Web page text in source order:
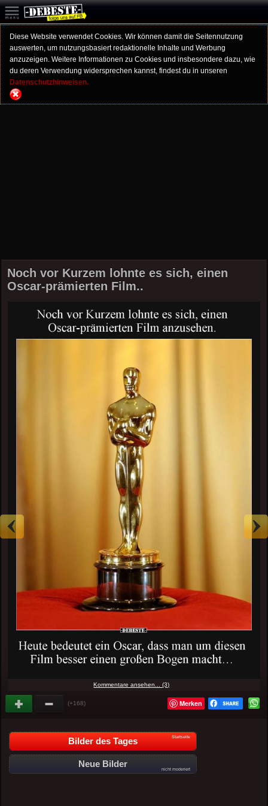
Diese Website verwendet Cookies. Wir können damit die Seitennutzung
auswerten, um nutzungsbasiert redaktionelle Inhalte und Werbung
anzuzeigen. Weitere Informationen zu Cookies und insbesondere dazu, wie
du deren Verwendung widersprechen kannst, findest du in unseren
Datenschutzhinweisen.
Noch vor Kurzem lohnte es sich, einen
Oscar-prämierten Film..
Kommentare ansehen... (3)
(+168) Merken
Bilder des Tages Startseite
Neue Bilder
nicht moderiert